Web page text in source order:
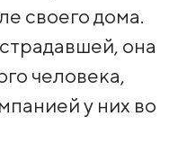
своего дома.
она
человека,
у них во